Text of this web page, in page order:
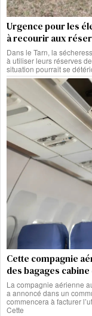
Urgence pour les
à recourir aux
Dans le Tarn, la
à utiliser leurs réserves
situation pourrait se
Cette compagnie
des bagages
La compagnie aérienne
a annoncé dans un
commencera à facturer
Cette